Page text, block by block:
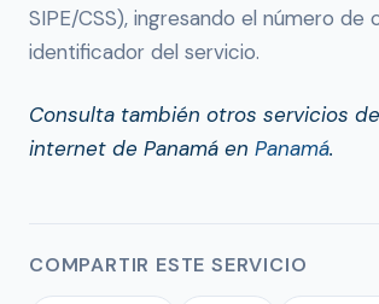
SIPE/CSS), ingresando el número de
identificador del servicio.
Consulta también otros servicios
internet de Panamá en Panamá.
COMPARTIR ESTE SERVICIO